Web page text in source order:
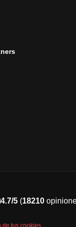
4.7/5 (18210
de tus cookies